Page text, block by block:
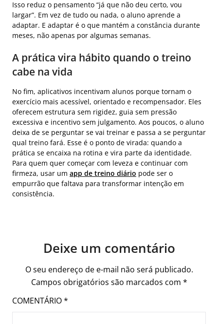
Isso reduz o pensamento “já que não deu certo, vou
largar”. Em vez de tudo ou nada, o aluno aprende a
adaptar. E adaptar é o que mantém a constância durante
meses, não apenas por algumas semanas.
A prática vira hábito quando o treino
cabe na vida
No fim, aplicativos incentivam alunos porque tornam o
exercício mais acessível, orientado e recompensador. Eles
oferecem estrutura sem rigidez, guia sem pressão
excessiva e incentivo sem julgamento. Aos poucos, o aluno
deixa de se perguntar se vai treinar e passa a se perguntar
qual treino fará. Esse é o ponto de virada: quando a
prática se encaixa na rotina e vira parte da identidade.
Para quem quer começar com leveza e continuar com
firmeza, usar um app de treino diário pode ser o
empurrão que faltava para transformar intenção em
consistência.
Deixe um comentário
O seu endereço de e-mail não será publicado.
Campos obrigatórios são marcados com *
COMENTÁRIO*